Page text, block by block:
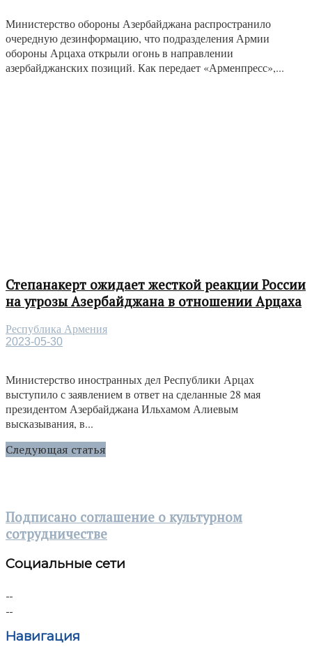
Министерство обороны Азербайджана распространило
очередную дезинформацию, что подразделения Армии
обороны Арцаха открыли огонь в направлении
азербайджанских позиций. Как передает «Арменпресс»,...
Степанакерт ожидает жесткой реакции России
на угрозы Азербайджана в отношении Арцаха
Республика Армения
2023-05-30
Министерство иностранных дел Республики Арцах
выступило с заявлением в ответ на сделанные 28 мая
президентом Азербайджана Ильхамом Алиевым
высказывания, в...
Следующая статья
Подписано соглашение о культурном
сотрудничестве
Социальные сети
Навигация